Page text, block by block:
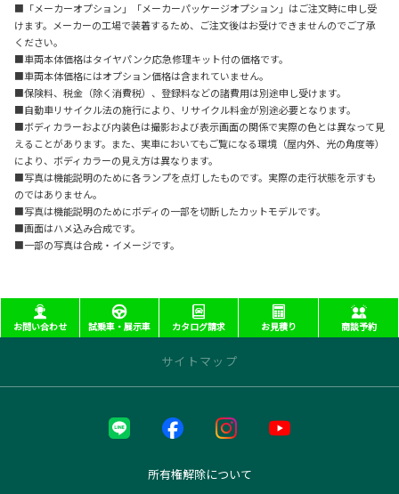
■「メーカーオプション」「メーカーパッケージオプション」はご注文時に申し受
けます。メーカーの工場で装着するため、ご注文後はお受けできませんのでご了承
ください。
■車両本体価格はタイヤパンク応急修理キット付の価格です。
■車両本体価格にはオプション価格は含まれていません。
■保険料、税金（除く消費税）、登録料などの諸費用は別途申し受けます。
■自動車リサイクル法の施行により、リサイクル料金が別途必要となります。
■ボディカラーおよび内装色は撮影および表示画面の関係で実際の色とは異なって見
えることがあります。また、実車においてもご覧になる環境（屋内外、光の角度等）
により、ボディカラーの見え方は異なります。
■写真は機能説明のために各ランプを点灯したものです。実際の走行状態を示すも
のではありません。
■写真は機能説明のためにボディの一部を切断したカットモデルです。
■画面はハメ込み合成です。
■一部の写真は合成・イメージです。
お問い合わせ 試乗車・展示車 カタログ請求 お見積り 商談予約
サイトマップ
所有権解除について